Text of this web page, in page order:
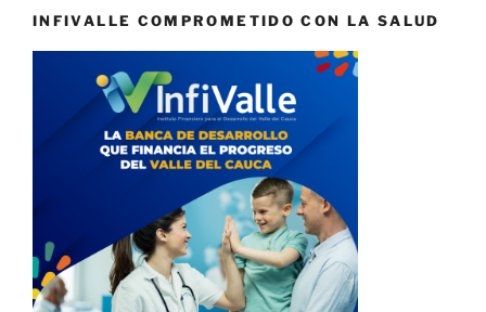
INFIVALLE COMPROMETIDO CON LA SALUD